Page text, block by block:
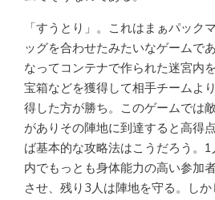
「すうとり」。これはまぁパック
ッグを合わせたみたいなゲームで
なってコンテナで作られた迷宮内
宝箱などを獲得して相手チームよ
得した方が勝ち。このゲームでは
がありその陣地に到達すると高得
ば基本的な攻略法はこうだろう。
内でもっとも身体能力の高い参加
させ、残り3人は陣地を守る。し